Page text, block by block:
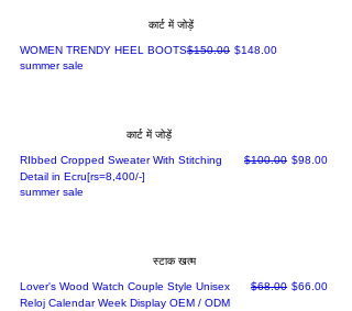
कार्ट में जोड़ें
WOMEN TRENDY HEEL BOOTSनियमित मूल्य
$150.00 बिक्री मूल्य
$148.00
summer sale
कार्ट में जोड़ें
RIbbed Cropped Sweater With Stitching
Detail in Ecru[rs=8,400/-]
नियमित मूल्य
$100.00 बिक्री मूल्य
$98.00
summer sale
स्टाक खत्म
Lover's Wood Watch Couple Style Unisex
Reloj Calendar Week Display OEM / ODM
नियमित मूल्य
$68.00 बिक्री मूल्य
$66.00